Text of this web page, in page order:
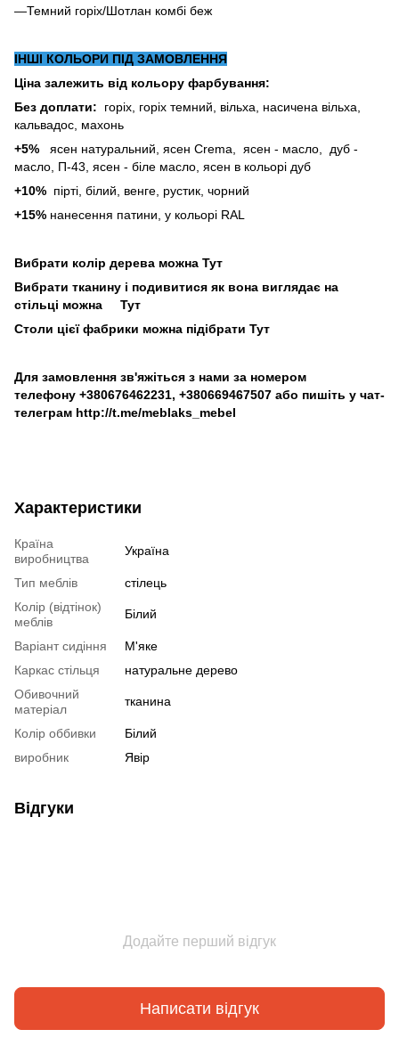
—Темний горіх/Шотлан комбі беж
ІНШІ КОЛЬОРИ ПІД ЗАМОВЛЕННЯ
Ціна залежить від кольору фарбування:
Без доплати: горіх, горіх темний, вільха, насичена вільха,
кальвадос, махонь
+5%
ясен натуральний, ясен Crema, ясен - масло, дуб -
масло, П-43, ясен - біле масло, ясен в кольорі дуб
+10% пірті, білий, венге, рустик, чорний
+15% нанесення патини, у кольорі RAL
Вибрати колір дерева можна Тут
Вибрати тканину і подивитися як вона виглядає на
стільці можна Тут
Столи цієї фабрики можна підібрати Тут
Для замовлення зв'яжіться з нами за номером
телефону +380676462231, +380669467507 або пишіть у чат-
телеграм http://t.me/meblaks_mebel
Характеристики
Країна
виробництва
Україна
Тип меблів
стілець
Колір (відтінок)
меблів
Білий
Варіант сидіння
М'яке
Каркас стільця
натуральне дерево
Обивочний
матеріал
тканина
Колір оббивки
Білий
виробник
Явір
Відгуки
Додайте перший відгук
Написати відгук